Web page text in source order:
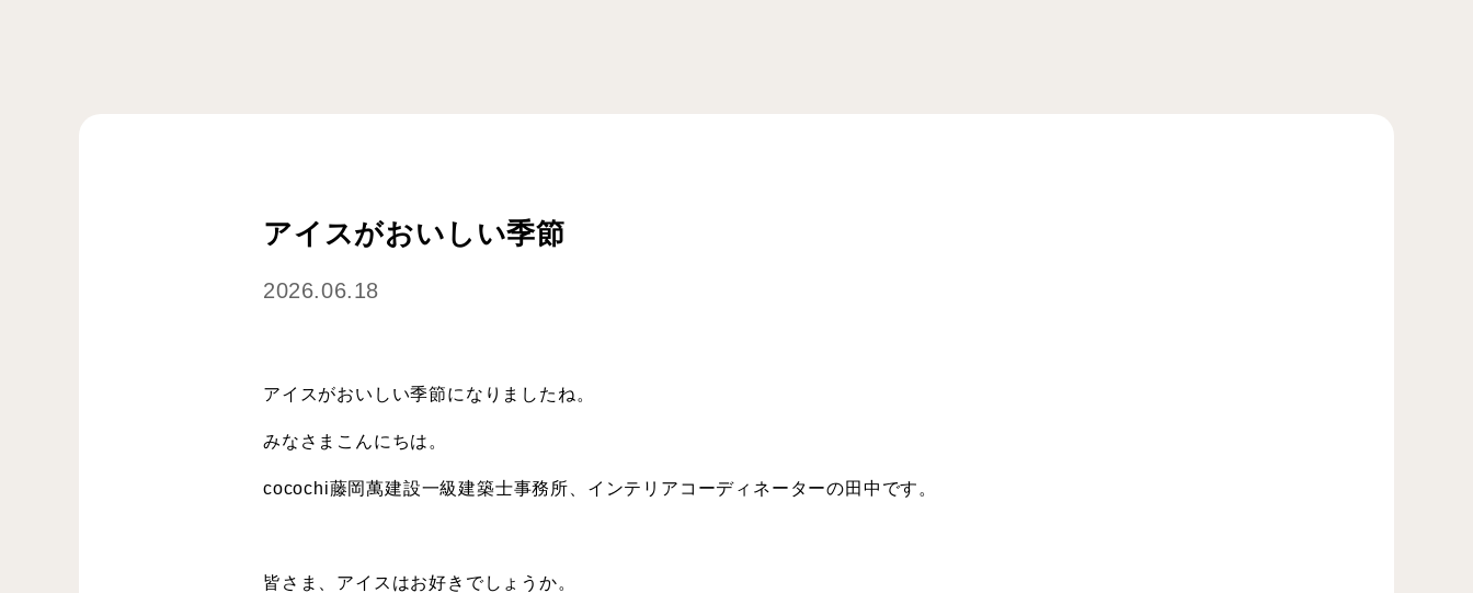
アイスがおいしい季節
2026.06.18
アイスがおいしい季節になりましたね。
みなさまこんにちは。
cocochi藤岡萬建設一級建築士事務所、インテリアコーディネーターの田中です。
皆さま、アイスはお好きでしょうか。